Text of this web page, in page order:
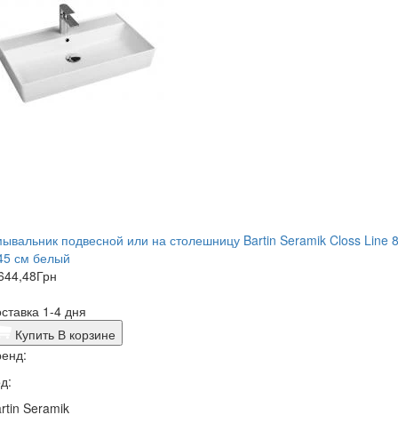
подвесной или на столешницу Bartin Seramik Closs Line
см белый
Грн
1-4 дня
Купить В корзине
Seramik